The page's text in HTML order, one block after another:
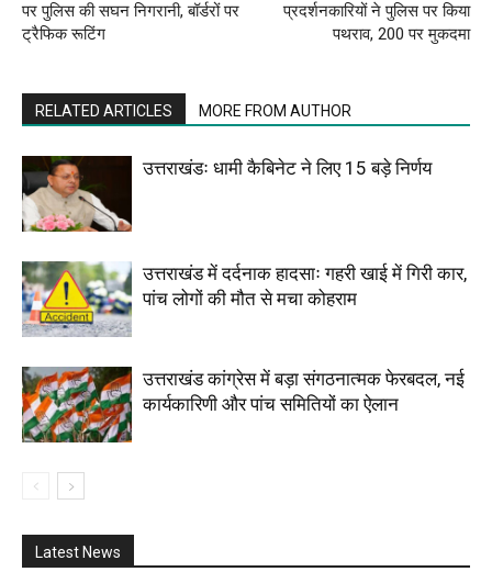
पर पुलिस की सघन निगरानी, बॉर्डरों पर
ट्रैफिक रूटिंग
प्रदर्शनकारियों ने पुलिस पर किया
पथराव, 200 पर मुकदमा
RELATED ARTICLES MORE FROM AUTHOR
उत्तराखंडः धामी कैबिनेट ने लिए 15 बड़े निर्णय
उत्तराखंड में दर्दनाक हादसाः गहरी खाई में गिरी कार,
पांच लोगों की मौत से मचा कोहराम
उत्तराखंड कांग्रेस में बड़ा संगठनात्मक फेरबदल, नई
कार्यकारिणी और पांच समितियों का ऐलान
Latest News